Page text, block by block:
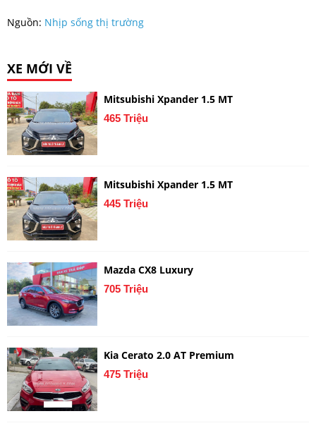
Nguồn: Nhịp sống thị trường
XE MỚI VỀ
Mitsubishi Xpander 1.5 MT
465 Triệu
Mitsubishi Xpander 1.5 MT
445 Triệu
Mazda CX8 Luxury
705 Triệu
Kia Cerato 2.0 AT Premium
475 Triệu